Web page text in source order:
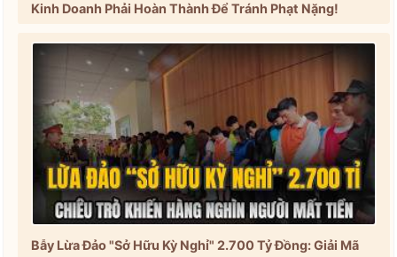
Kinh Doanh Phải Hoàn Thành Để Tránh Phạt Nặng!
Bẫy Lừa Đảo "Sở Hữu Kỳ Nghỉ" 2.700 Tỷ Đồng: Giải Mã